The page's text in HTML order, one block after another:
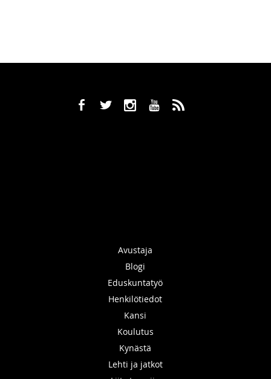
b a x r ,
Avustaja
Blogi
Eduskuntatyö
Henkilötiedot
Kansi
Koulutus
Kynästä
Lehti ja jatkot